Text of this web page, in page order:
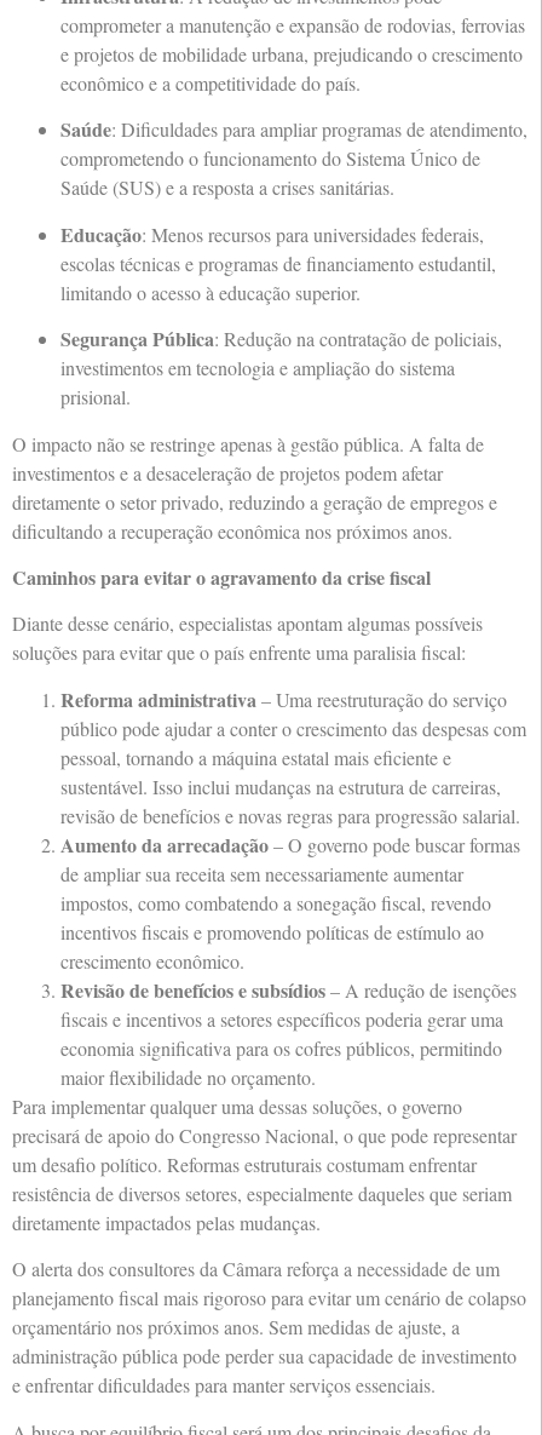
comprometer a manutenção e expansão de rodovias, ferrovias
e projetos de mobilidade urbana, prejudicando o crescimento
econômico e a competitividade do país.
Saúde: Dificuldades para ampliar programas de atendimento,
comprometendo o funcionamento do Sistema Único de
Saúde (SUS) e a resposta a crises sanitárias.
Educação: Menos recursos para universidades federais,
escolas técnicas e programas de financiamento estudantil,
limitando o acesso à educação superior.
Segurança Pública: Redução na contratação de policiais,
investimentos em tecnologia e ampliação do sistema
prisional.
O impacto não se restringe apenas à gestão pública. A falta de
investimentos e a desaceleração de projetos podem afetar
diretamente o setor privado, reduzindo a geração de empregos e
dificultando a recuperação econômica nos próximos anos.
Caminhos para evitar o agravamento da crise fiscal
Diante desse cenário, especialistas apontam algumas possíveis
soluções para evitar que o país enfrente uma paralisia fiscal:
Reforma administrativa– Uma reestruturação do serviço
público pode ajudar a conter o crescimento das despesas com
pessoal, tornando a máquina estatal mais eficiente e
sustentável. Isso inclui mudanças na estrutura de carreiras,
revisão de benefícios e novas regras para progressão salarial.
Aumento da arrecadação– O governo pode buscar formas
de ampliar sua receita sem necessariamente aumentar
impostos, como combatendo a sonegação fiscal, revendo
incentivos fiscais e promovendo políticas de estímulo ao
crescimento econômico.
Revisão de benefícios e subsídios– A redução de isenções
fiscais e incentivos a setores específicos poderia gerar uma
economia significativa para os cofres públicos, permitindo
maior flexibilidade no orçamento.
Para implementar qualquer uma dessas soluções, o governo
precisará de apoio do Congresso Nacional, o que pode representar
um desafio político. Reformas estruturais costumam enfrentar
resistência de diversos setores, especialmente daqueles que seriam
diretamente impactados pelas mudanças.
O alerta dos consultores da Câmara reforça a necessidade de um
planejamento fiscal mais rigoroso para evitar um cenário de colapso
orçamentário nos próximos anos. Sem medidas de ajuste, a
administração pública pode perder sua capacidade de investimento
e enfrentar dificuldades para manter serviços essenciais.